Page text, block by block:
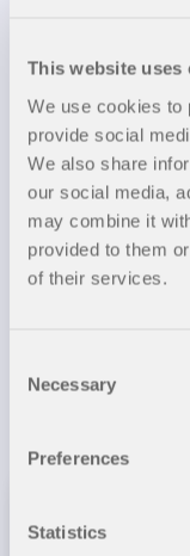
This website uses
We use cookies to
provide social
We also share
our social media,
may combine it
provided to them
of their services.
Selection
Necessary
Preferences
Statistics
DOWIEDZ SIĘ
Usługa online
Liczba węzłów
Liczba linii
Liczba prętów
Liczba
powierzchni
Ilość przypadków
obciążenia
Czy mają